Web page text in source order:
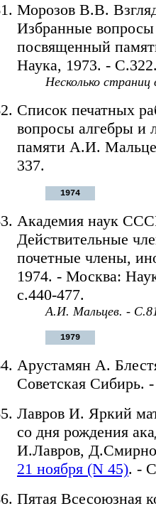
Морозов В.В.
Избранные
посвященный
Наука, 1973. -
Несколько страниц
Список печатных
вопросы алгебры и
памяти А.И.
337.
1974
Академия наук
Действительные
почетные члены,
1974. - Москва:
с.440-477.
А.И. Мальцев. -
1979
Арустамян А.
Советская Сибирь.
Лавров И. Яркий
со дня рождения
И.Лавров,
21 ноября (N 45). -
Пятая Всесоюзная